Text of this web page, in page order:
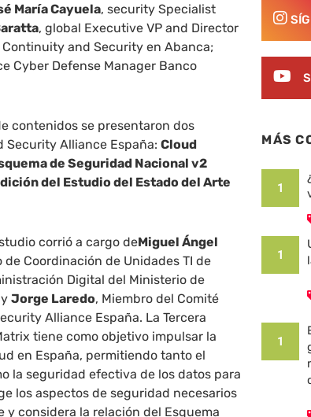
María Cayuela, security Specialist
, global Executive VP and Director
and Security en Abanca;
Cyber Defense Manager Banco
contenidos se presentaron dos
Security Alliance España:Cloud
de Seguridad Nacional v2
del Estudio del Estado del Arte
corrió a cargo deMiguel Ángel
Coordinación de Unidades TI de
Digital del Ministerio de
yJorge Laredo, Miembro del Comité
Alliance España. La Tercera
tiene como objetivo impulsar la
en España, permitiendo tanto el
la seguridad efectiva de los datos para
los aspectos de seguridad necesarios
considera la relación del Esquema
MÁS
1
1
1